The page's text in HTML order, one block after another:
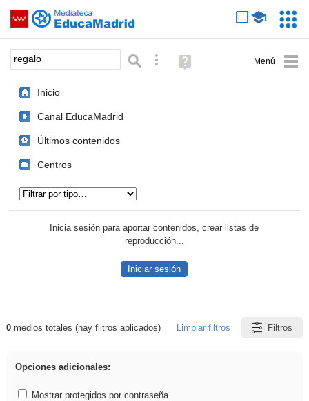
Saltar navegación
Palabra o frase: Búsqueda avanzada
Ayuda
(en
Inicio
Canal EducaMadrid
Últimos contenidos
Centros
Inicia sesión para aportar contenidos, crear listas de
reproducción...
Iniciar sesión
Resultados de: regalo
0medios totales (hay filtros aplicados) Limpiar filtros Filtros
Opciones adicionales:
Mostrar protegidos por contraseña